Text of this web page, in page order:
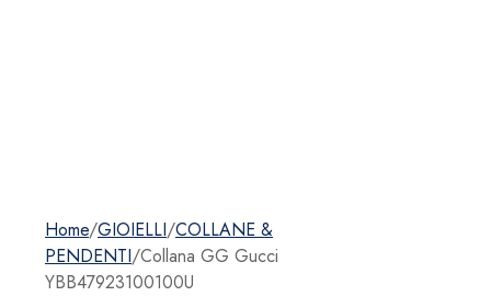
Home/GIOIELLI/COLLANE &
PENDENTI/Collana GG Gucci
YBB47923100100U